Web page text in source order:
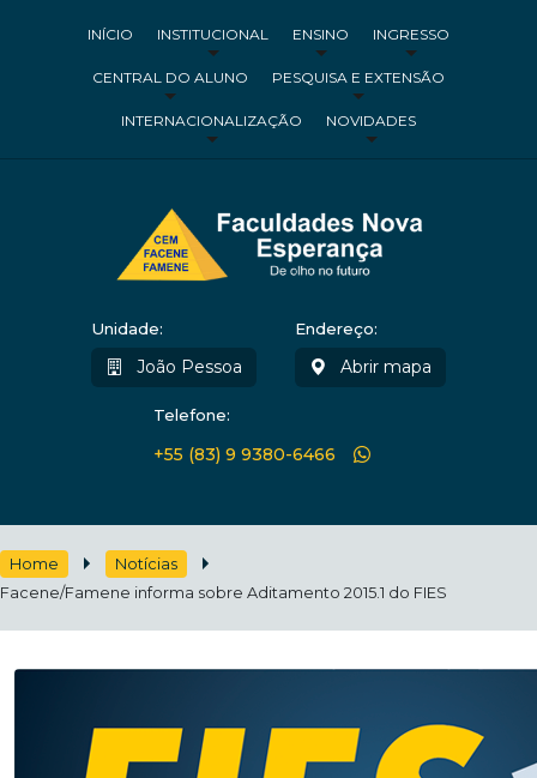
INÍCIO INSTITUCIONAL ENSINO INGRESSO
CENTRAL DO ALUNO PESQUISA E EXTENSÃO
INTERNACIONALIZAÇÃO NOVIDADES
Unidade:
João Pessoa
Endereço:
Abrir mapa
Telefone:
+55 (83) 9 9380-6466
Home
Notícias
Facene/Famene informa sobre Aditamento 2015.1 do FIES